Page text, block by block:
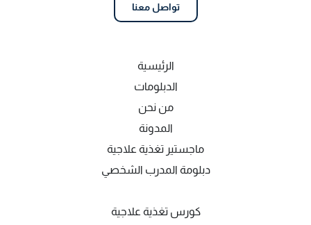
تواصل معنا
الرئيسية
الدبلومات
من نحن
المدونة
ماجستير تغذية علاجية
دبلومة المدرب الشخصي
كورس تغذية علاجية